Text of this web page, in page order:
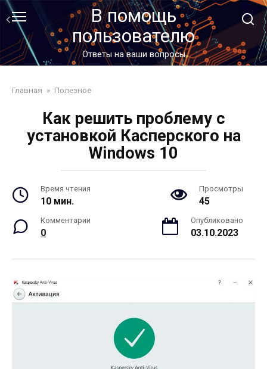
Перейти
контенту
В помощь
пользователю
Ответы на ваши вопросы
Главная » Полезное
Как решить проблему с
установкой Касперского на
Windows 10
Время чтения
10 мин.
Просмотры
45
Комментарии
0
Опубликовано
03.10.2023